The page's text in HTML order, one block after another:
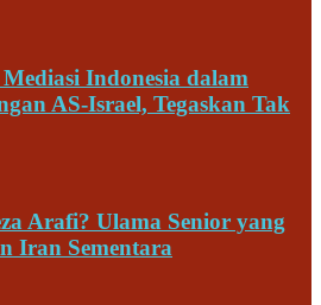
Indonesia dalam
AS-Israel, Tegaskan Tak
Arafi? Ulama Senior yang
Iran Sementara